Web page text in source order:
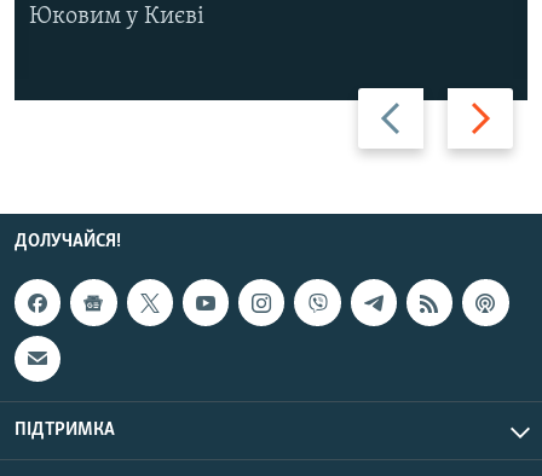
Назад Вперед
Юковим у Києві
ДОЛУЧАЙСЯ!
ПІДТРИМКА